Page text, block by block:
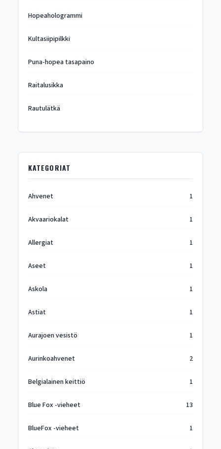
Hopeahologrammi
Kultasiipipilkki
Puna-hopea tasapaino
Raitalusikka
Rautulätkä
KATEGORIAT
Ahvenet 1
Akvaariokalat 1
Allergiat 1
Aseet 1
Askola 1
Astiat 1
Aurajoen vesistö 1
Aurinkoahvenet 2
Belgialainen keittiö 1
Blue Fox -vieheet 13
BlueFox -vieheet 1